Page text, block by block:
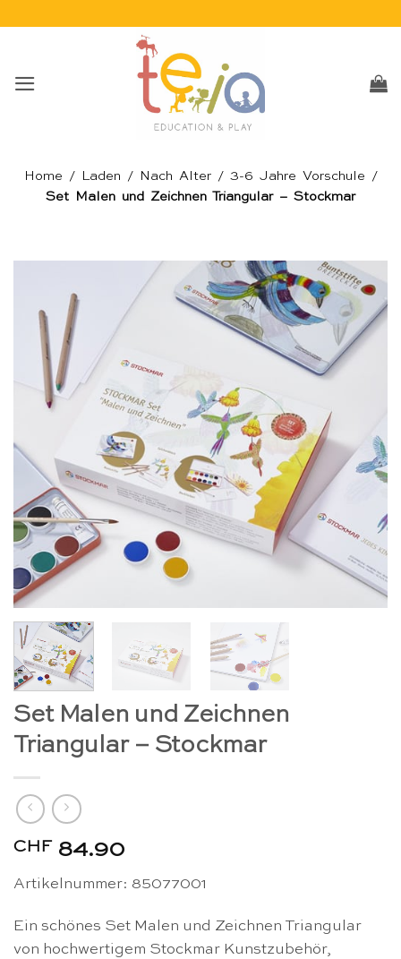
Home / Laden / Nach Alter/ 3-6 Jahre Vorschule /
Set Malen und Zeichnen Triangular – Stockmar
Set Malen und Zeichnen
Triangular – Stockmar
CHF 84.90
Artikelnummer: 85077001
Ein schönes Set Malen und Zeichnen Triangular
von hochwertigem Stockmar Kunstzubehör,